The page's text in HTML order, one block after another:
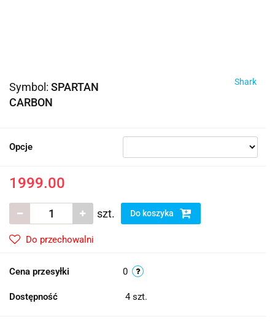
Symbol: SPARTAN
CARBON
Shark
Opcje
1999.00
szt. Do koszyka
Do przechowalni
Cena przesyłki 0
Dostępność 4 szt.